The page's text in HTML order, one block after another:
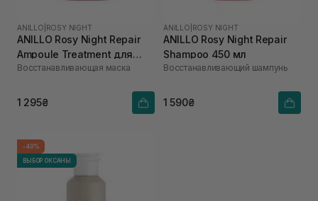
ANILLO ROSY NIGHT
ANILLO Rosy Night Repair
Ampoule Treatment для
сухого та пошкодженого
Восстанавливающая маска
1 295₴
ANILLO ROSY NIGHT
ANILLO Rosy Night Repair
Shampoo 450 мл
Восстанавливающий шампунь
1 590₴
-40%
ВЫБОР ОКСАНЫ